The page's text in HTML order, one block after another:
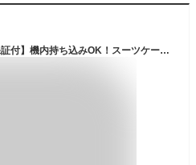
【安心のメーカー直販 | 1年間保証付】機内持ち込みOK！スーツケース 正規品 [TRAVELIST レスト Sサイズ] フロントオープン キャリーケース ストッパー 拡張機能 メンズ レディース 静音 軽量 軽い 容量 35-43L 出張 旅行